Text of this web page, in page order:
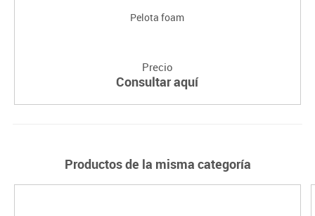
Pelota foam
Precio
Consultar aquí
Productos de la misma categoría